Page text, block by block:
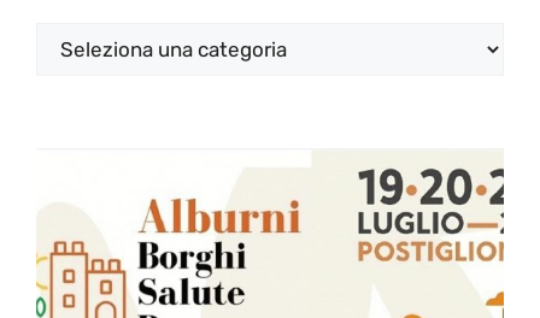
Categorie